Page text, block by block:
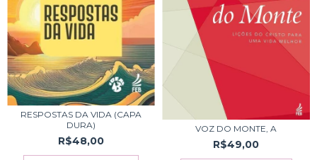
RESPOSTAS DA VIDA (CAPA
DURA)
R$48,00
VOZ DO MONTE, A
R$49,00